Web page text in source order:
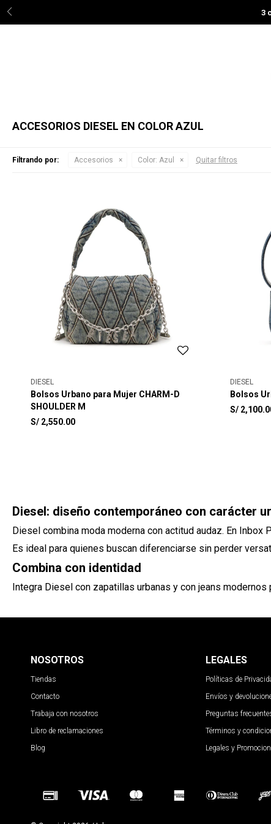
3
ACCESORIOS DIESEL EN COLOR AZUL
Filtrando por: Accesorios Color: Azul Quitar filtros
DIESEL
Bolsos Urbano para Mujer CHARM-D
SHOULDER M
S/ 2,550.00
DIESEL
Bolsos
S/
Diesel: diseño contemporáneo con carácter
Diesel combina moda moderna con actitud audaz. En
Es ideal para quienes buscan diferenciarse sin perder
Combina con identidad
Integra Diesel con zapatillas urbanas y con jeans modernos
NOSOTROS
Tiendas
Contacto
Trabaja con nosotros
Libro de reclamaciones
Blog
LEGALES
Políticas de
Envíos y
Preguntas
Términos y
Legales y